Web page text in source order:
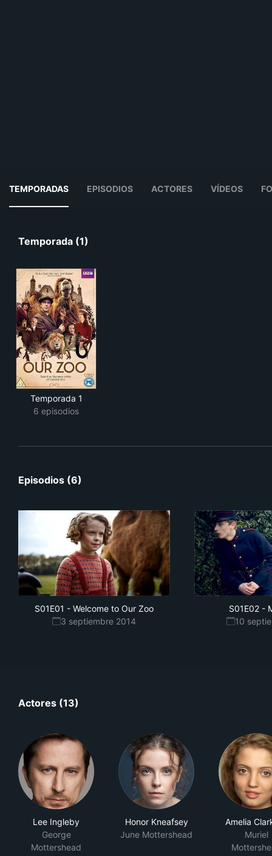
TEMPORADAS EPISODIOS ACTORES VÍDEOS
Temporada (1)
Temporada 1
6 episodios
Episodios (6)
S01E01 - Welcome to Our Zoo
3 septiembre 2014
S01E02-
10
Actores (13)
Lee Ingleby
George
Mottershead
Honor Kneafsey
June Mottershead
Amelia
Muriel